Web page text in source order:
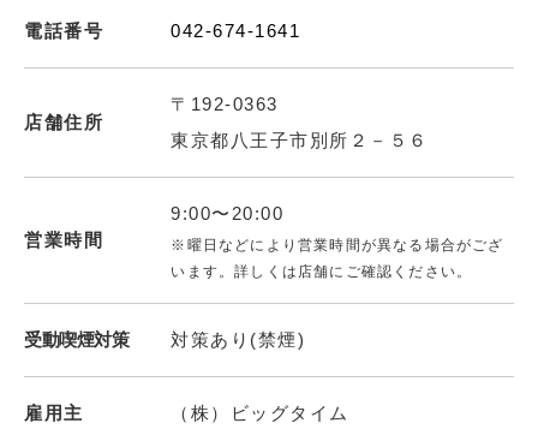
電話番号 042-674-1641
店舗住所
〒192-0363
東京都八王子市別所２－５６
営業時間
9:00〜20:00
※曜日などにより営業時間が異なる場合がござ
います。詳しくは店舗にご確認ください。
受動喫煙対策 対策あり(禁煙)
雇用主 （株）ビッグタイム